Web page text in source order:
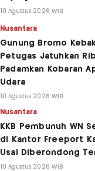
10 Agustus 2026 WIB
Nusantara
Gunung Bromo
Petugas Jatuhkan
Padamkan Kobaran
Udara
10 Agustus 2026 WIB
Nusantara
KKB Pembunuh WN
di Kantor Freeport
Usai Diberondong
10 Agustus 2026 WIB